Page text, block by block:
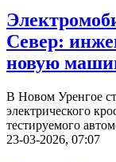
Север:
новую
В Новом Уренгое
электрического
тестируемого
23-03-2026, 07:07